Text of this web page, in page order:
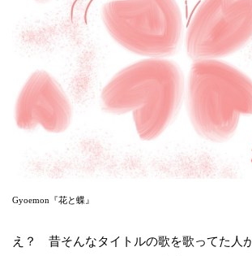
Gyoemon『花と蝶』
え？ 昔そんなタイトルの歌を歌ってた人